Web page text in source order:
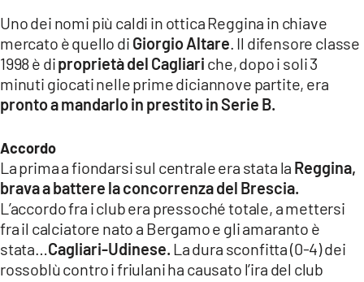
Network
LACPLAY.IT
LACTV.IT
LACONAIR.IT
LACITYMAG.IT
ILREGGINO.IT
COSENZACHANNEL.IT
Uno dei nomi più caldi in ottica Reggina in chiave
mercato è quello di Giorgio Altare . Il difensore classe
1998 è diproprietà del Cagliari che, dopo i soli 3
minuti giocati nelle prime diciannove partite, era
pronto a mandarlo in prestito in Serie B.
Accordo
La prima a fiondarsi sul centrale era stata la Reggina,
brava a battere la concorrenza del Brescia.
L’accordo fra i club era pressoché totale, a mettersi
fra il calciatore nato a Bergamo e gli amaranto è
stata… Cagliari-Udinese. La dura sconfitta (0-4) dei
rossoblù contro i friulani ha causato l’ira del club